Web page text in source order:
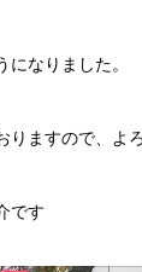
なりました。
ますので、よ
です